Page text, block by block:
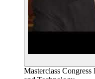
Masterclass